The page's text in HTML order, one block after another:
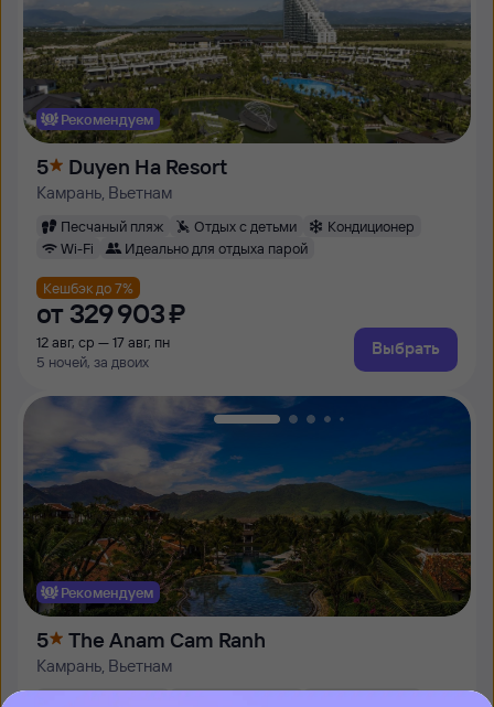
Рекомендуем
5 Duyen Ha Resort
Камрань, Вьетнам
Песчаный пляж Отдых с детьми
Кондиционер
Wi-Fi
Идеально для отдыха парой
Кешбэк до 7%
от 329 ⁠903 ⁠₽
12 авг, ср — 17 авг, пн
5 ночей, за двоих
Выбрать
Рекомендуем
5 The Anam Cam Ranh
Камрань, Вьетнам